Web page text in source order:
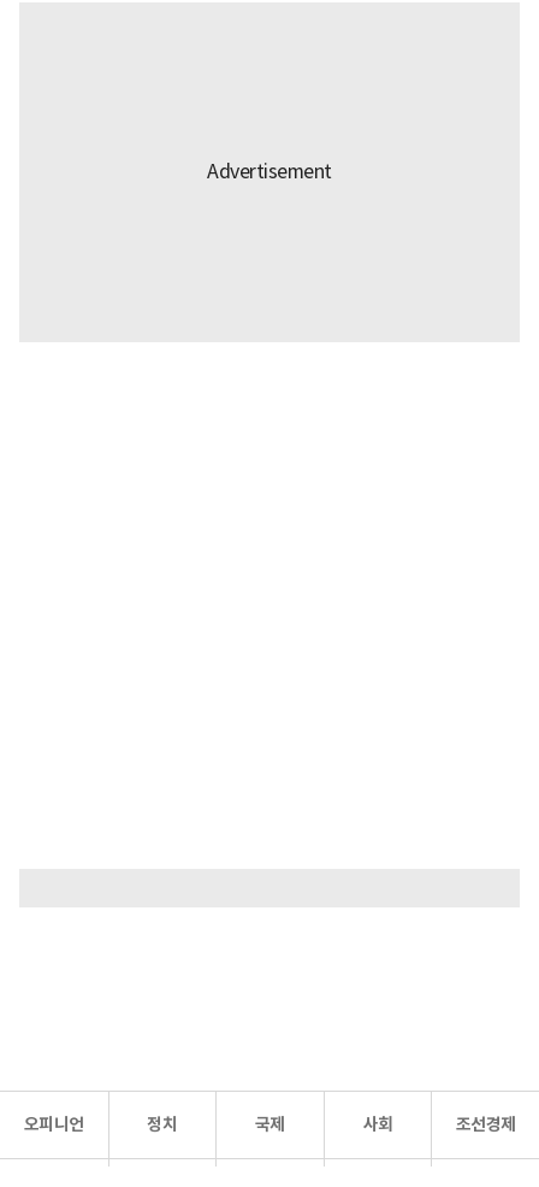
오피니언 정치 국제 사회 조선경제